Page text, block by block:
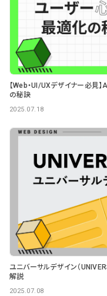
【Web・UI/UXデザイナー必見
の秘訣
2025.07.18
ユニバーサルデザイン（
解説
2025.07.08